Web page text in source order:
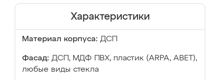
Характеристики
Материал корпуса: ДСП
Фасад: ДСП, МДФ ПВХ, пластик (ARPA, ABET),
любые виды стекла